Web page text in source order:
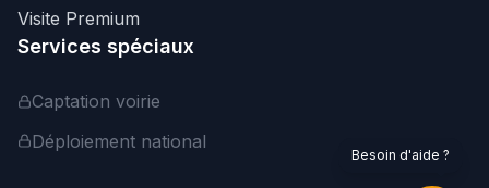
Visite Premium
Services spéciaux
Captation voirie
Déploiement national
Besoin d'aide ?